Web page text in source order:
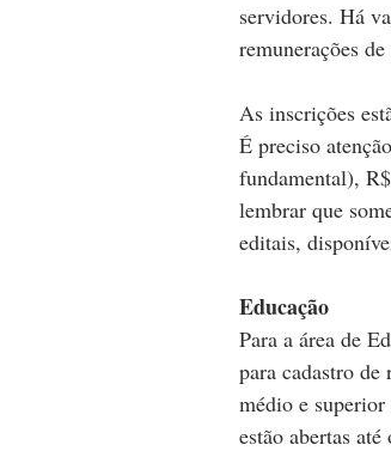
servidores. Há
remunerações
As inscrições
É preciso
fundamental),
lembrar que
editais,
Educação
Para a área de
para cadastro
médio e
estão abertas